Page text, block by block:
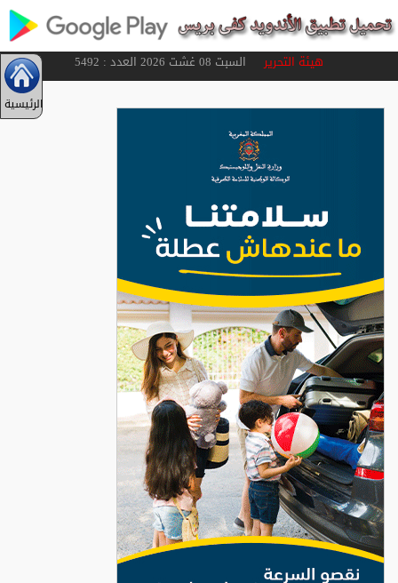
هيئة التحريرالسبت 08 غشت 2026 العدد : 5492
الرئيسية